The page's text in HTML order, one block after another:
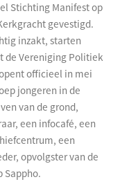
Stichting Manifest op
gevestigd.
inzakt, starten
de Vereniging Politiek
officieel in mei
jongeren in de
van de grond,
een infocafé, een
een
opvolgster van de
Sappho.